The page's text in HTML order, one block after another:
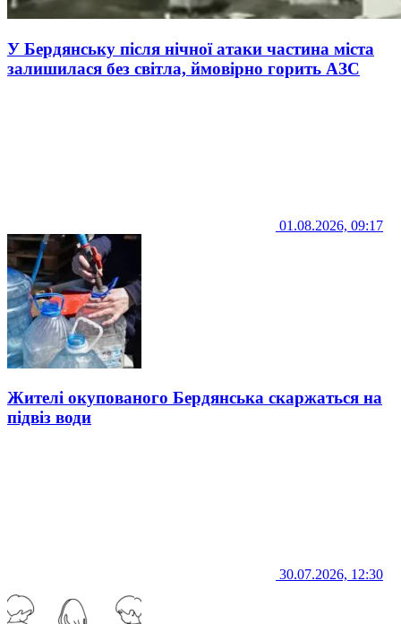
У Бердянську після нічної атаки частина міста
залишилася без світла, ймовірно горить АЗС
01.08.2026, 09:17
Жителі окупованого Бердянська скаржаться на
підвіз води
30.07.2026, 12:30